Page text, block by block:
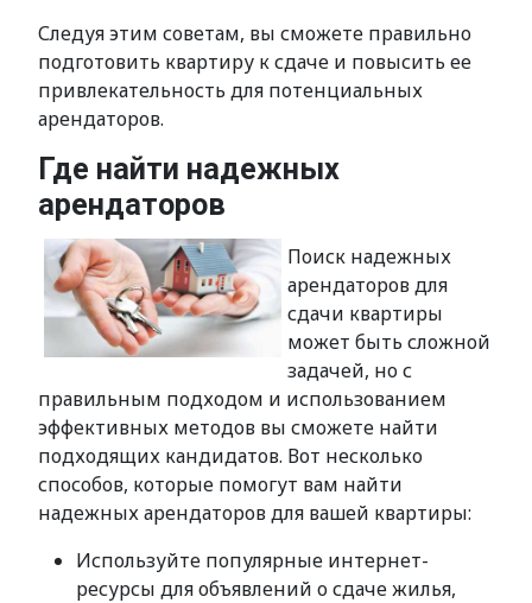
Следуя этим советам, вы сможете правильно
подготовить квартиру к сдаче и повысить ее
привлекательность для потенциальных
арендаторов.
Где найти надежных
арендаторов
Поиск надежных
арендаторов для
сдачи квартиры
может быть сложной
задачей, но с
правильным подходом и использованием
эффективных методов вы сможете найти
подходящих кандидатов. Вот несколько
способов, которые помогут вам найти
надежных арендаторов для вашей квартиры:
Используйте популярные интернет-
ресурсы для объявлений о сдаче жилья,